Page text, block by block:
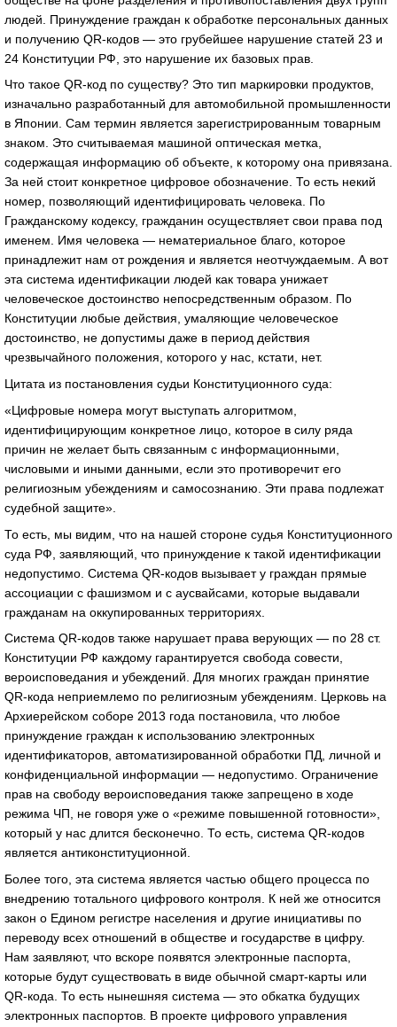
людей. Принуждение граждан к обработке персональных данных
и получению QR-кодов — это грубейшее нарушение статей 23 и
24 Конституции РФ, это нарушение их базовых прав.
Что такое QR-код по существу? Это тип маркировки продуктов,
изначально разработанный для автомобильной промышленности
в Японии. Сам термин является зарегистрированным товарным
знаком. Это считываемая машиной оптическая метка,
содержащая информацию об объекте, к которому она привязана.
За ней стоит конкретное цифровое обозначение. То есть некий
номер, позволяющий идентифицировать человека. По
Гражданскому кодексу, гражданин осуществляет свои права под
именем. Имя человека — нематериальное благо, которое
принадлежит нам от рождения и является неотчуждаемым. А вот
эта система идентификации людей как товара унижает
человеческое достоинство непосредственным образом. По
Конституции любые действия, умаляющие человеческое
достоинство, не допустимы даже в период действия
чрезвычайного положения, которого у нас, кстати, нет.
Цитата из постановления судьи Конституционного суда:
«Цифровые номера могут выступать алгоритмом,
идентифицирующим конкретное лицо, которое в силу ряда
причин не желает быть связанным с информационными,
числовыми и иными данными, если это противоречит его
религиозным убеждениям и самосознанию. Эти права подлежат
судебной защите».
То есть, мы видим, что на нашей стороне судья Конституционного
суда РФ, заявляющий, что принуждение к такой идентификации
недопустимо. Система QR-кодов вызывает у граждан прямые
ассоциации с фашизмом и с аусвайсами, которые выдавали
гражданам на оккупированных территориях.
Система QR-кодов также нарушает права верующих — по 28 ст.
Конституции РФ каждому гарантируется свобода совести,
вероисповедания и убеждений. Для многих граждан принятие
QR-кода неприемлемо по религиозным убеждениям. Церковь на
Архиерейском соборе 2013 года постановила, что любое
принуждение граждан к использованию электронных
идентификаторов, автоматизированной обработки ПД, личной и
конфиденциальной информации — недопустимо. Ограничение
прав на свободу вероисповедания также запрещено в ходе
режима ЧП, не говоря уже о «режиме повышенной готовности»,
который у нас длится бесконечно. То есть, система QR-кодов
является антиконституционной.
Более того, эта система является частью общего процесса по
внедрению тотального цифрового контроля. К ней же относится
закон о Едином регистре населения и другие инициативы по
переводу всех отношений в обществе и государстве в цифру.
Нам заявляют, что вскоре появятся электронные паспорта,
которые будут существовать в виде обычной смарт-карты или
QR-кода. То есть нынешняя система — это обкатка будущих
электронных паспортов. В проекте цифрового управления